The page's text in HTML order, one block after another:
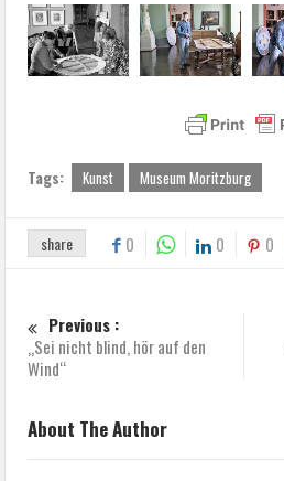
Tags: Kunst Museum Moritzburg
share 0 0 0
Previous :
„Sei nicht blind, hör auf den
Wind“
About The Author